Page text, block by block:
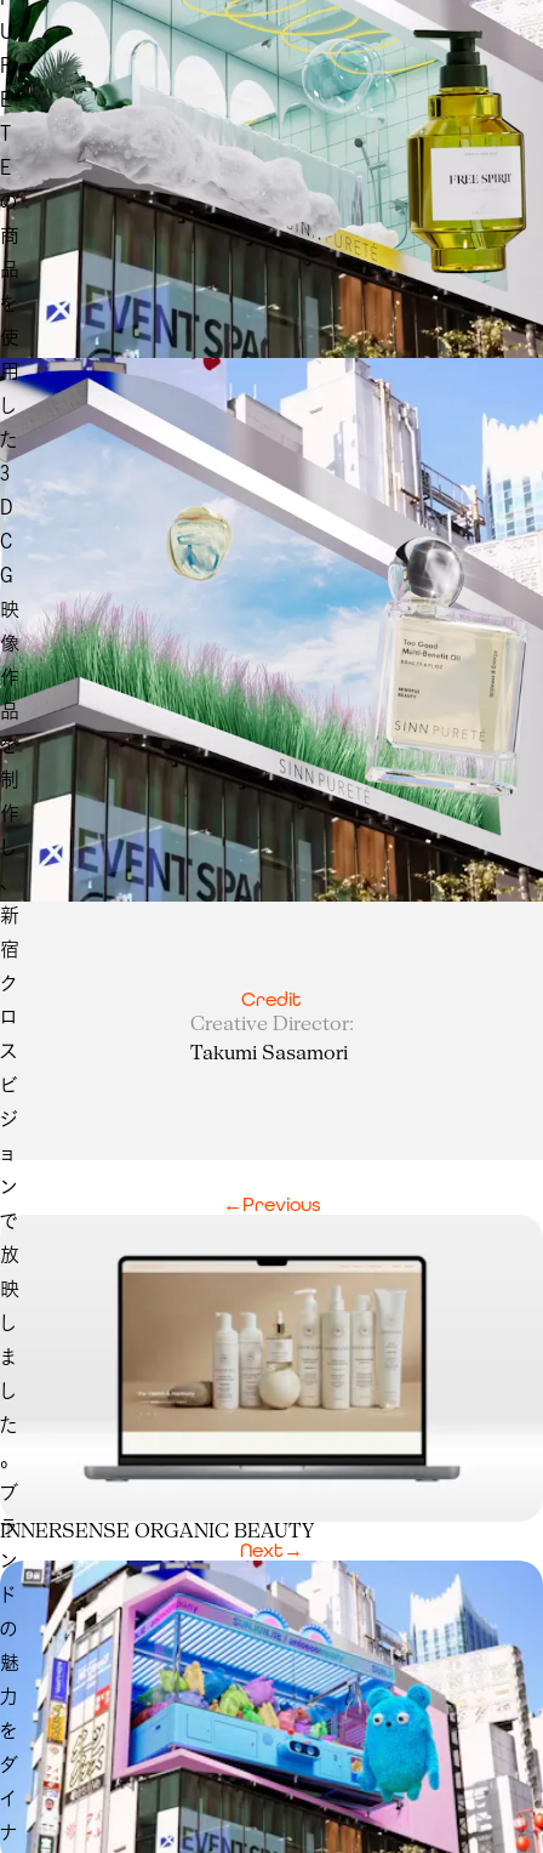
U
R
E
T
E
の
商
品
を
使
用
し
た
3
D
C
G
映
像
作
品
を
制
作
し
、
新
宿
ク
ロ
ス
ビ
ジ
ョ
ン
で
放
映
し
ま
し
た
。
ブ
ラ
ン
ド
の
魅
力
を
ダ
イ
ナ
Credit
Creative Director:
Takumi Sasamori
Previous
←
INNERSENSE ORGANIC BEAUTY
Next →